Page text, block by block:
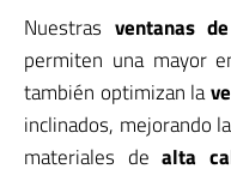
Nuestras ventanas
permiten una mayor
también optimizan la
inclinados, mejorando la
materiales dealta